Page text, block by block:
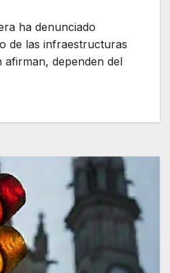
ha denunciado
de las infraestructuras
afirman, dependen del